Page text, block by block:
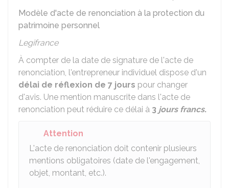
Modèle d'acte de renonciation à la protection du
patrimoine personnel
Legifrance
À compter de la date de signature de l'acte de
renonciation, l'entrepreneur individuel dispose d'un
délai de réflexion de 7 jours pour changer
d'avis. Une mention manuscrite dans l'acte de
renonciation peut réduire ce délai à 3 jours francs.
Attention
L'acte de renonciation doit contenir plusieurs
mentions obligatoires (date de l'engagement,
objet, montant, etc.).